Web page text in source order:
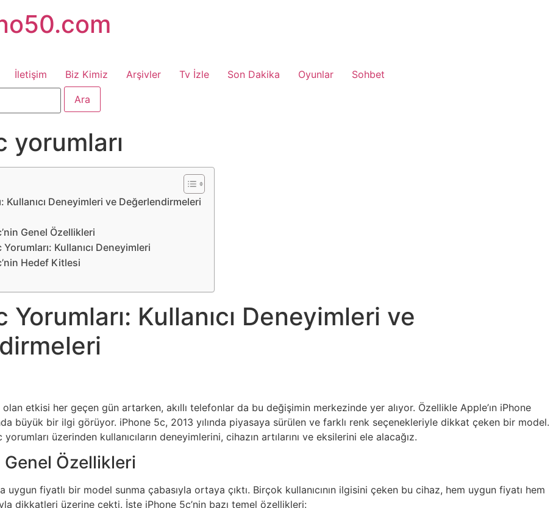
İletişim Biz Kimiz Arşivler Tv İzle Son Dakika Oyunlar Sohbet
yorumları
Kullanıcı Deneyimleri ve Değerlendirmeleri
Genel Özellikleri
Kullanıcı Deneyimleri
Hedef Kitlesi
Yorumları: Kullanıcı Deneyimleri ve
olan etkisi her geçen gün artarken, akıllı telefonlar da bu değişimin merkezinde yer alıyor. Özellikle Apple’ın iPhone
büyük bir ilgi görüyor. iPhone 5c, 2013 yılında piyasaya sürülen ve farklı renk seçenekleriyle dikkat çeken bir model.
üzerinden kullanıcıların deneyimlerini, cihazın artılarını ve eksilerini ele alacağız.
Genel Özellikleri
uygun fiyatlı bir model sunma çabasıyla ortaya çıktı. Birçok kullanıcının ilgisini çeken bu cihaz, hem uygun fiyatı hem
dikkatleri üzerine çekti. İşte iPhone 5c’nin bazı temel özellikleri: